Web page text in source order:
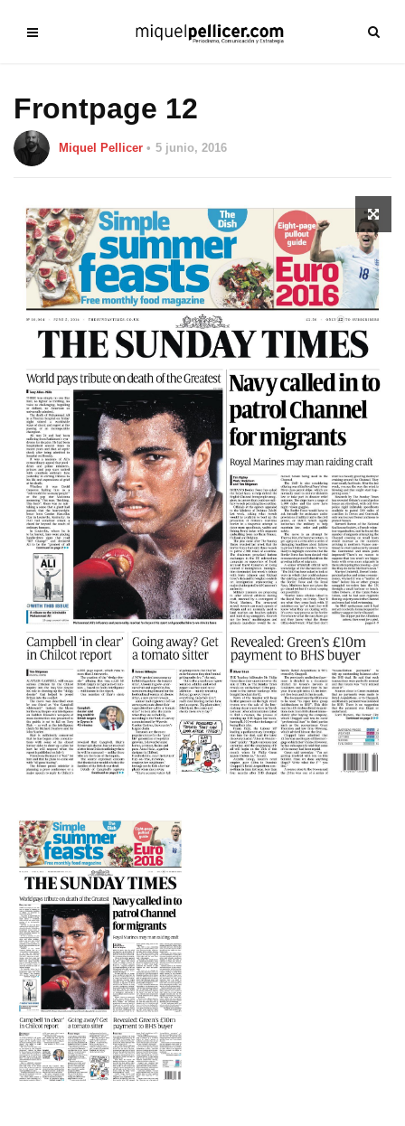
Frontpage 12
Miquel Pellicer 5 junio, 2016